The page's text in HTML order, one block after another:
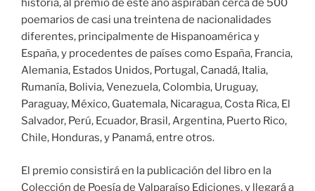
historia, al premio de este año aspiraban cerca de 500
poemarios de casi una treintena de nacionalidades
diferentes, principalmente de Hispanoamérica y
España, y procedentes de países como España, Francia,
Alemania, Estados Unidos, Portugal, Canadá, Italia,
Rumanía, Bolivia, Venezuela, Colombia, Uruguay,
Paraguay, México, Guatemala, Nicaragua, Costa Rica, El
Salvador, Perú, Ecuador, Brasil, Argentina, Puerto Rico,
Chile, Honduras, y Panamá, entre otros.
El premio consistirá en la publicación del libro en la
Colección de Poesía de Valparaíso Ediciones, y llegará a